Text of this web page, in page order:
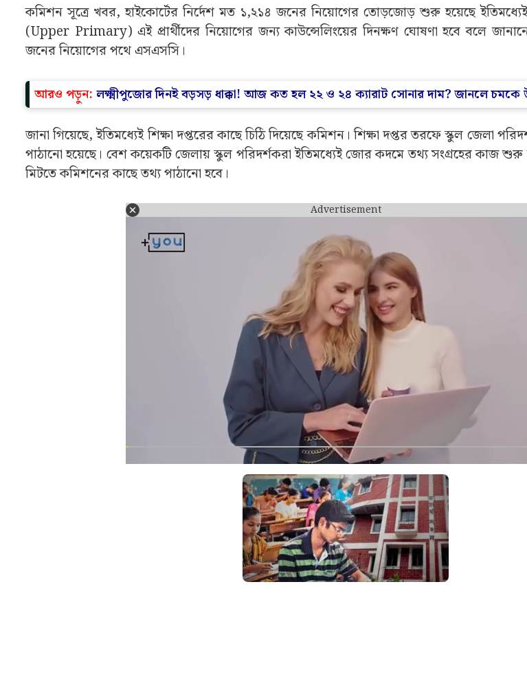
কমিশন সূত্রে খবর, হাইকোর্টের নির্দেশ মত ১,২১৪ জনের নিয়োগের তোড়জোড় শুরু হয়েছে
(Upper Primary) এই প্রার্থীদের নিয়োগের জন্য কাউন্সেলিংয়ের দিনক্ষণ ঘোষণা হবে বলে
জনের নিয়োগের পথে এসএসসি।
আরও পড়ুন: লক্ষ্মীপুজোর দিনই বড়সড় ধাক্কা! আজ কত হল ২২ ও ২৪ ক্যারাট সোনার দাম? জানলে চমকে
জানা গিয়েছে, ইতিমধ্যেই শিক্ষা দপ্তরের কাছে চিঠি দিয়েছে কমিশন। শিক্ষা দপ্তর তরফে স্কুল জেলা
পাঠানো হয়েছে। বেশ কয়েকটি জেলায় স্কুল পরিদর্শকরা ইতিমধ্যেই জোর কদমে তথ্য সংগ্রহের কাজ
মিটতে কমিশনের কাছে তথ্য পাঠানো হবে।
Advertisement